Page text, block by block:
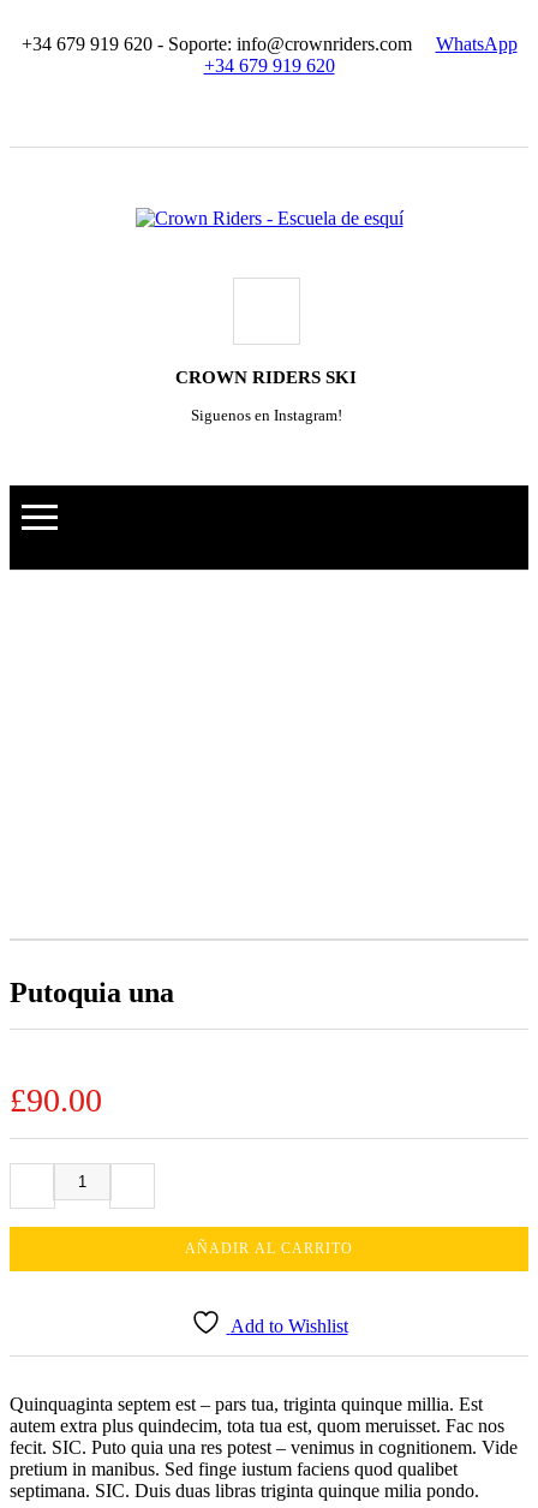
+34 679 919 620 - Soporte: info@crownriders.com WhatsApp
+34 679 919 620
CROWN RIDERS SKI
Siguenos en Instagram!
Putoquia una
£90.00
AÑADIR AL CARRITO
Add to Wishlist
Quinquaginta septem est – pars tua, triginta quinque millia. Est
autem extra plus quindecim, tota tua est, quom meruisset. Fac nos
fecit. SIC. Puto quia una res potest – venimus in cognitionem. Vide
pretium in manibus. Sed finge iustum faciens quod qualibet
septimana. SIC. Duis duas libras triginta quinque milia pondo.